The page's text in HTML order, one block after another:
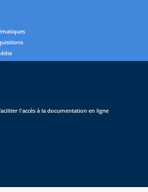
l'accès à la documentation en ligne